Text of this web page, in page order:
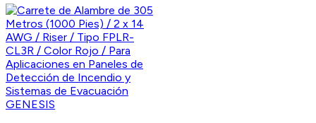
GENESIS